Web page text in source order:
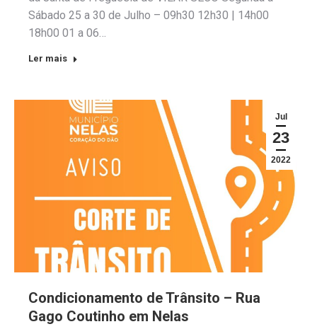
Sábado 25 a 30 de Julho – 09h30 12h30 | 14h00
18h00 01 a 06…
Ler mais
Jul
23
2022
Condicionamento de Trânsito – Rua
Gago Coutinho em Nelas